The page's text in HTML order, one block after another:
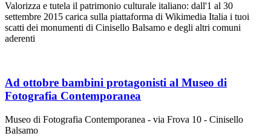
Valorizza e tutela il patrimonio culturale italiano: dall'1 al 30
settembre 2015 carica sulla piattaforma di Wikimedia Italia i tuoi
scatti dei monumenti di Cinisello Balsamo e degli altri comuni
aderenti
Ad ottobre bambini protagonisti al Museo di
Fotografia Contemporanea
Museo di Fotografia Contemporanea - via Frova 10 - Cinisello
Balsamo